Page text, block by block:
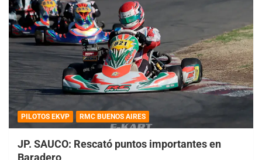
PILOTOS EKVP RMC BUENOS AIRES
JP. SAUCO: Rescató puntos importantes en
Baradero